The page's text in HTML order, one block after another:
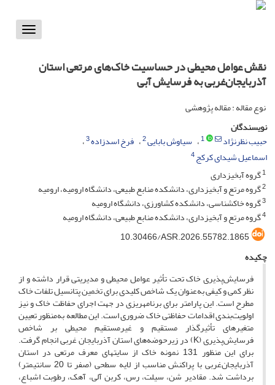
Toggle
نقش عوامل محیطی در حساسیت خاک‌های مرتعی استان
آذربایجان‌غربی به فرسایش آبی
نوع مقاله : مقاله پژوهشی
نویسندگان
حبیب نظرنژاد
1 سیاوش بابایی2 فرخ اسدزاده3
اسماعیل شیدای کرکج4
1گروه آبخیزداری
2گروه مرتع و آبخیزداری، دانشکده منابع طبیعی، دانشگاه ارومیه، ارومیه
3گروه خاکشناسی، دانشکده کشاورزی، دانشگاه ارومیه
4گروه مرتع و آبخیزداری، دانشکده منابع طبیعی، دانشگاه ارومیه
10.30466/ASR.2026.55782.1865
چکیده
فرسایش‌پذیری خاک تحت تأثیر عوامل محیطی و مدیریتی قرار داشته و از
نظر کمی و کیفی به‌عنوان یک شاخص کلیدی برای تخمین پتانسیل تلفات خاک
مطرح است. این پارامتر برای برنامه­ریزی در جهت اجرای حفاظت خاک و نیز
اولویت‌بندی اقدامات حفاظتی خاک ضروری است. این مطالعه به‌منظور تعیین
متغیرهای تأثیرگذار مستقیم و غیر­مستقیم محیطی بر شاخص
فرسایش‌پذیری (K) در زیرحوضه‌های استان آذربایجان غربی انجام گرفت.
برای این منظور 131 نمونه­ خاک از سایت­های معرف مرتعی در استان
آذربایجان‌غربی با پراکنش مناسب از لایه سطحی (صفر تا 20 سانتی­متر)
برداشت شد. مقادیر شن، سیلت، رس، کربن آلی، آهک، رطوبت اشباع،